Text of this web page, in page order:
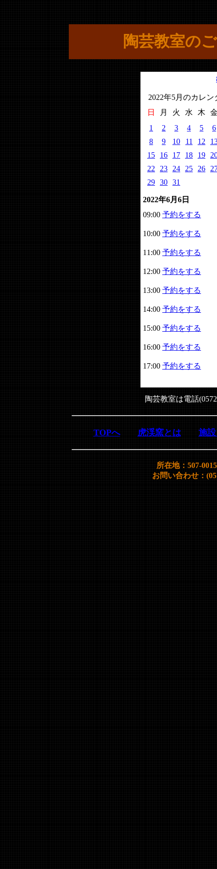
陶芸教室の
2022年5月のカレン
日
月 火 水 木
1
2 3 4 5
6
8
9 10 11 12
15
16 17 18 19
22
23 24 25 26
29 30 31
2022年6月6日
09:00 予約をする
10:00 予約をする
11:00 予約をする
12:00 予約をする
13:00 予約をする
14:00 予約をする
15:00 予約をする
16:00 予約をする
17:00 予約をする
陶芸教室は電話
TOPへ 虎渓窯とは 施
所在地：507-
お問い合わせ：